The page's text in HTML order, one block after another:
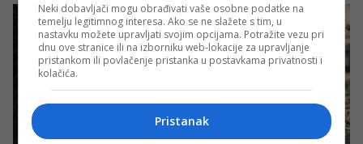
Neki dobavljači mogu obrađivati vaše osobne podatke na
temelju legitimnog interesa. Ako se ne slažete s tim, u
nastavku možete upravljati svojim opcijama. Potražite vezu pri
dnu ove stranice ili na izborniku web-lokacije za upravljanje
pristankom ili povlačenje pristanka u postavkama privatnosti i
kolačića.
Pristanak